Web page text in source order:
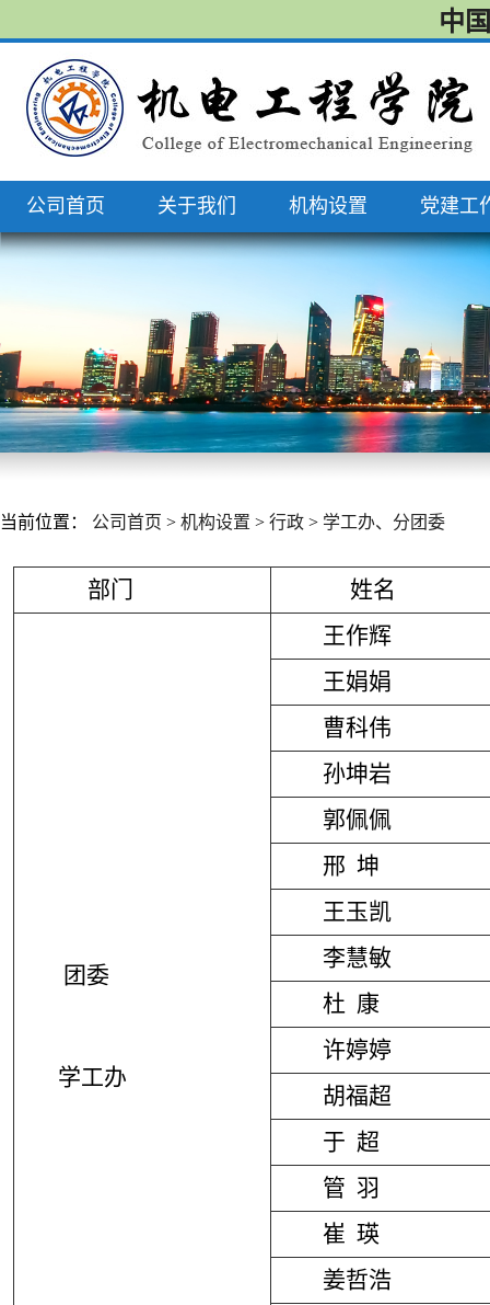
中
公司首页 关于我们 机构设置 党建工
当前位置： 公司首页 > 机构设置 > 行政 > 学工办、分团委
部门 姓名
团委
学工办
王作辉
王娟娟
曹科伟
孙坤岩
郭佩佩
邢 坤
王玉凯
李慧敏
杜 康
许婷婷
胡福超
于 超
管 羽
崔 瑛
姜哲浩